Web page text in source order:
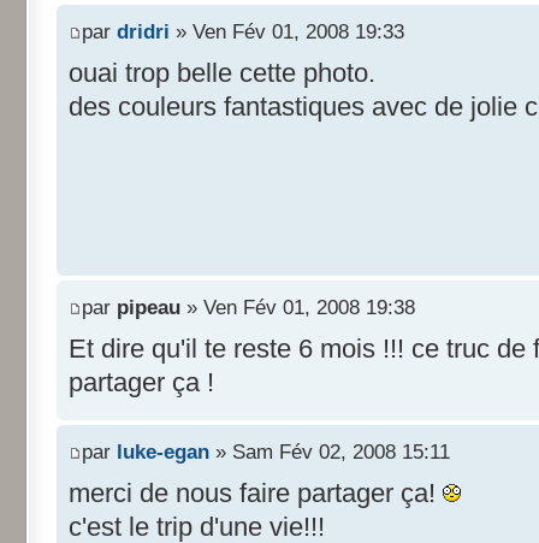
par dridri » Ven Fév 01, 2008 19:33
ouai trop belle cette photo.
des couleurs fantastiques avec de jolie
par pipeau » Ven Fév 01, 2008 19:38
Et dire qu'il te reste 6 mois !!! ce truc de
partager ça !
par luke-egan » Sam Fév 02, 2008 15:11
merci de nous faire partager ça!
c'est le trip d'une vie!!!